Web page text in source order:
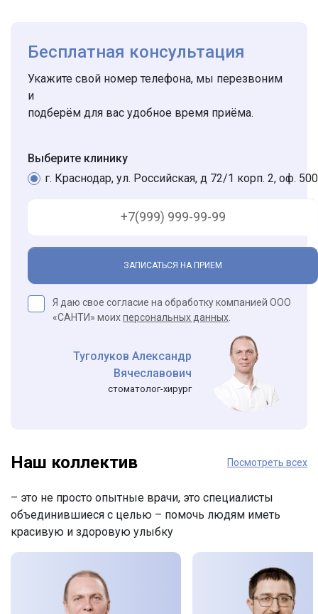
Бесплатная консультация
Укажите свой номер телефона, мы перезвоним
и
подберём для вас удобное время приёма.
Выберите клинику
г. Краснодар, ул. Российская, д 72/1 корп. 2, оф. 500
ЗАПИСАТЬСЯ НА ПРИЕМ
Я даю свое согласие на обработку компанией ООО
«САНТИ» моихперсональных данных
Туголуков Александр
Вячеславович
стоматолог-хирург
Наш коллектив Посмотреть всех
– это не просто опытные врачи, это специалисты
объединившиеся с целью – помочь людям иметь
красивую и здоровую улыбку